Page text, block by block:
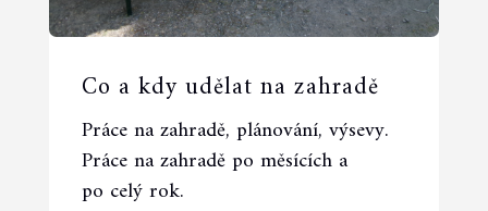
Co a kdy udělat na zahradě
Práce na zahradě, plánování, výsevy.
Práce na zahradě po měsících a
po celý rok.